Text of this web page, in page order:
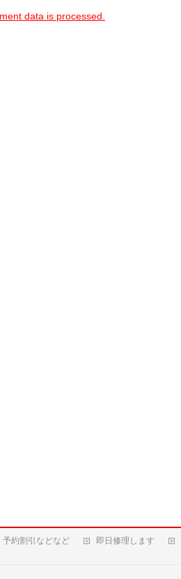
data is processed.
予約割引などなど 即日修理します